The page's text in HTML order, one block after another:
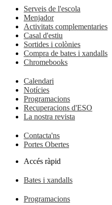
Serveis de l'escola
Menjador
Activitats complementaries
Casal d'estiu
Sortides i colònies
Compra de bates i xandalls
Chromebooks
Calendari
Notícies
Programacions
Recuperacions d'ESO
La nostra revista
Contacta'ns
Portes Obertes
Accés ràpid
Bates i xandalls
Programacions